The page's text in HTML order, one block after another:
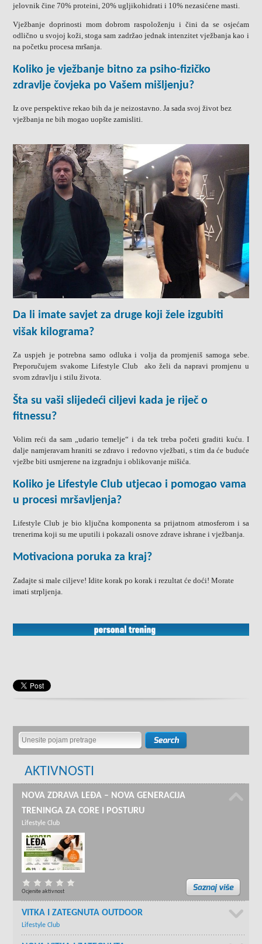
jelovnik čine 70% proteini, 20% ugljikohidrati i 10% nezasićene masti.
Vježbanje doprinosti mom dobrom raspoloženju i čini da se osjećam
odlično u svojoj koži, stoga sam zadržao jednak intenzitet vježbanja kao i
na početku procesa mršanja.
Koliko je vježbanje bitno za psiho-fizičko
zdravlje čovjeka po Vašem mišljenju?
Iz ove perspektive rekao bih da je neizostavno. Ja sada svoj život bez
vježbanja ne bih mogao uopšte zamisliti.
Da li imate savjet za druge koji žele izgubiti
višak kilograma?
Za uspjeh je potrebna samo odluka i volja da promjeniš samoga sebe.
Preporučujem svakome Lifestyle Club ako želi da napravi promjenu u
svom zdravlju i stilu života.
Šta su vaši slijedeći ciljevi kada je riječ o
fitnessu?
Volim reći da sam „udario temelje“ i da tek treba početi graditi kuću. I
dalje namjeravam hraniti se zdravo i redovno vježbati, s tim da će buduće
vježbe biti usmjerene na izgradnju i oblikovanje mišića.
Koliko je Lifestyle Club utjecao i pomogao vama
u procesi mršavljenja?
Lifestyle Club je bio ključna komponenta sa prijatnom atmosferom i sa
trenerima koji su me uputili i pokazali osnove zdrave ishrane i vježbanja.
Motivaciona poruka za kraj?
Zadajte si male ciljeve! Idite korak po korak i rezultat će doći! Morate
imati strpljenja.
AKTIVNOSTI
NOVA ZDRAVA LEĐA – NOVA GENERACIJA
TRENINGA ZA CORE I POSTURU
Lifestyle Club
Ocjenite aktivnost
VITKA I ZATEGNUTA OUTDOOR
Lifestyle Club